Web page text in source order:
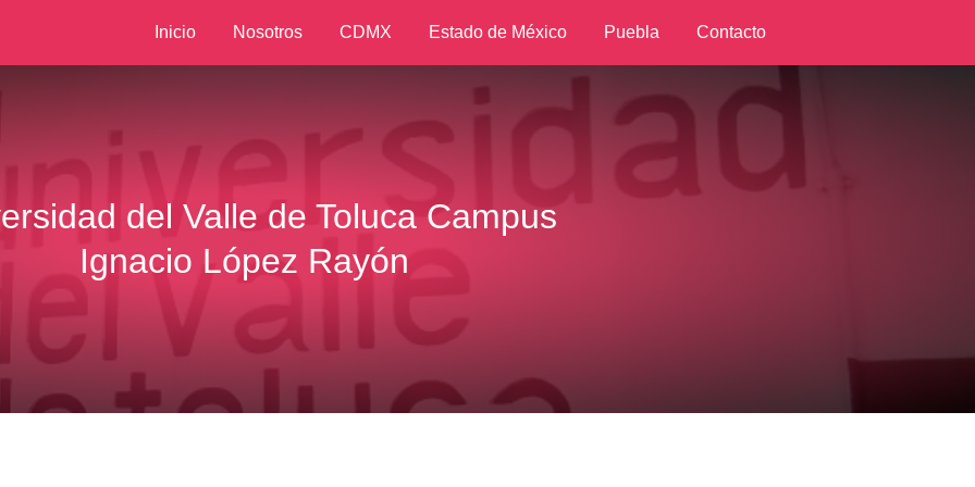
Inicio Nosotros CDMX Estado de México Puebla Contacto
del Valle de Toluca Campus
Ignacio López Rayón